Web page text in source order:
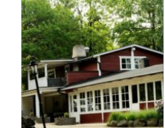
att arbeta strukturerat
med innehåll,
annonsering och
uppföljning kan företag
s...